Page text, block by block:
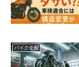
バイク全般